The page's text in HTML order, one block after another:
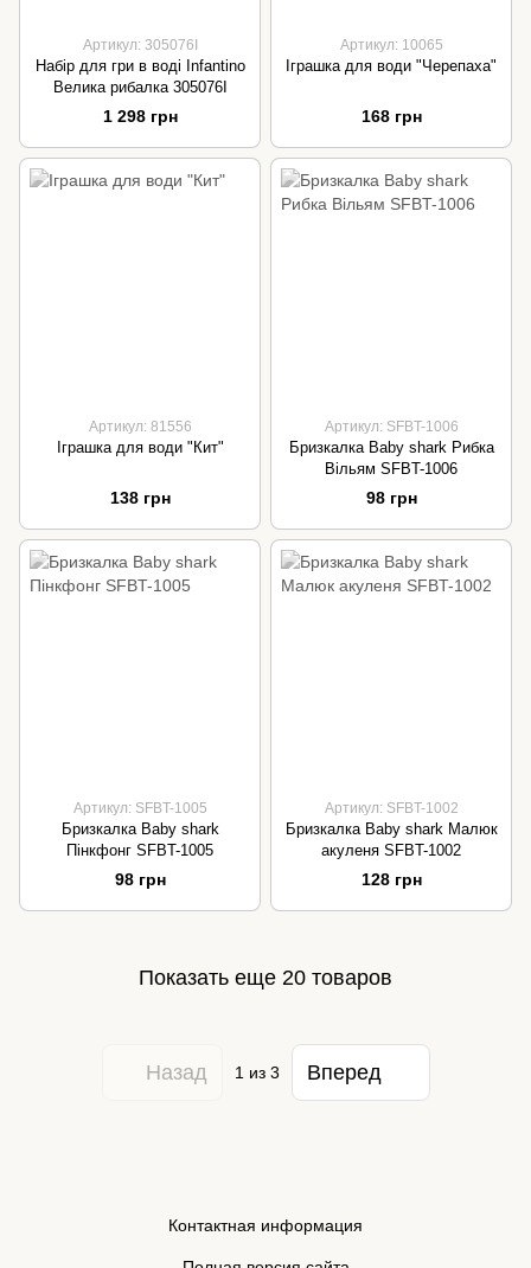
Артикул: 305076I
Набір для гри в воді Infantino
Велика рибалка 305076I
1 298 грн
Артикул: 10065
Іграшка для води "Черепаха"
168 грн
Артикул: 81556
Іграшка для води "Кит"
138 грн
Артикул: SFBT-1006
Бризкалка Baby shark Рибка
Вільям SFBT-1006
98 грн
Артикул: SFBT-1005
Бризкалка Baby shark
Пінкфонг SFBT-1005
98 грн
Артикул: SFBT-1002
Бризкалка Baby shark Малюк
акуленя SFBT-1002
128 грн
Показать еще 20 товаров
Назад 1из 3 Вперед
Контактная информация